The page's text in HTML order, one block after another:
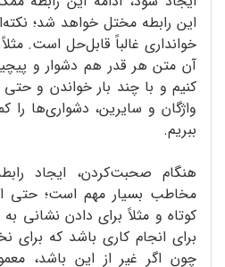
این رابطه مختل خواهد شد؛
خوانداری غالباً قابل‌حل است.
آن متن هر قدر هم دشوار و
کنیم و با چند بار خواندن و
واژگان و سایرین، دشواری‌ها را
ببریم.
هنگام صحبت‌کردن، ایجاد
مخاطب بسیار مهم است؛ حتی
کوتاه و مثلاً برای دادن نشانی
برای انجام کاری باشد که برای
چون اگر غیر از این باشد،